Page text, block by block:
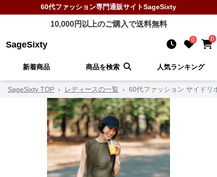
60代ファッション専門通販サイトSageSixty
10,000円以上のご購入で送料無料
SageSixty 0 0
新着商品 商品を検索 人気ランキング
SageSixty TOP › レディースの一覧 › 60代ファッション サイドリ